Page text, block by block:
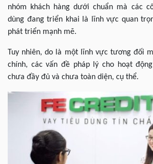
nhóm khách hàng dưới chuẩn mà các
dùng đang triển khai là lĩnh vực quan
phát triển mạnh mẽ.
Tuy nhiên, do là một lĩnh vực tương đối
chính, các vấn đề pháp lý cho hoạt
chưa đầy đủ và chưa toàn diện, cụ thể.